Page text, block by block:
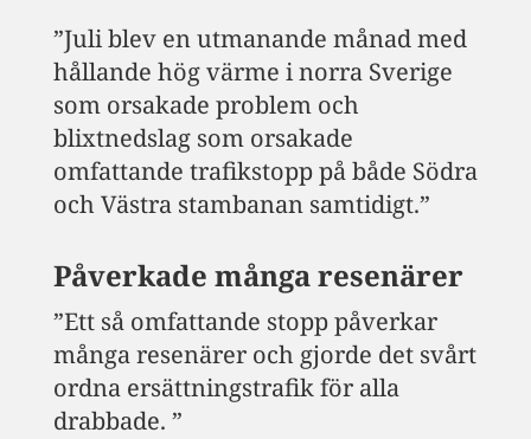
”Juli blev en utmanande månad med
hållande hög värme i norra Sverige
som orsakade problem och
blixtnedslag som orsakade
omfattande trafikstopp på både Södra
och Västra stambanan samtidigt.”
Påverkade många resenärer
”Ett så omfattande stopp påverkar
många resenärer och gjorde det svårt
ordna ersättningstrafik för alla
drabbade. ”